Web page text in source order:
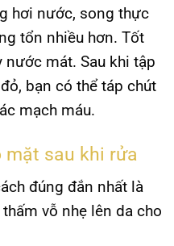
hơi nước, song thực
tổn nhiều hơn. Tốt
mát. Sau khi tập
bạn có thể táp chút
mạch máu.
mặt sau khi rửa
đúng đắn nhất là
vỗ nhẹ lên da cho